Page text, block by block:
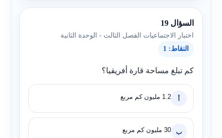
السؤال 19
اختبار الاجتماعيات الفصل الثالث - الوحدة الثانية
النقاط: 1
كم تبلغ مساحة قارة أفريقيا؟
أ 1.2 مليون كم مربع
ب 30 مليون كم مربع